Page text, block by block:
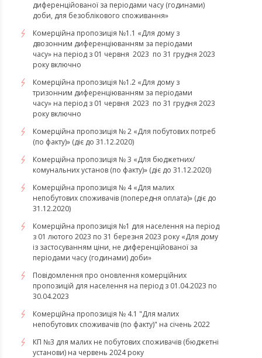
диференційованої за періодами часу (годинами)
доби, для безоблікового споживання»
Комерційна пропозиція №1.1 «Для дому з
двозонним диференціюванням за періодами
часу» на період з 01 червня 2023 по 31 грудня 2023
року включно
Комерційна пропозиція №1.2 «Для дому з
тризонним диференціюванням за періодами
часу» на період з 01 червня 2023 по 31 грудня 2023
року включно
Комерційна пропозиція № 2 «Для побутових потреб
(по факту)» (діє до 31.12.2020)
Комерційна пропозиція № 3 «Для бюджетних/
комунальних установ (по факту)» (діє до 31.12.2020)
Комерційна пропозиція № 4 «Для малих
непобутових споживачів (попередня оплата)» (діє до
31.12.2020)
Комерційна пропозиція №1 для населення на період
з 01 лютого 2023 по 31 березня 2023 року «Для дому
із застосуванням ціни, не диференційованої за
періодами часу (годинами) доби»
Повідомлення про оновлення комерційних
пропозицій для населення на період з 01.04.2023 по
30.04.2023
Комерційна пропозиція № 4.1 "Для малих
непобутових споживачів (по факту)" на січень 2022
КП №3 для малих не побутових споживачів (бюджетні
установи) на червень 2024 року